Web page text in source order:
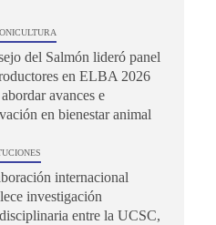
del Salmón lideró panel
en ELBA 2026
avances e
en bienestar animal
internacional
investigación
entre la UCSC,